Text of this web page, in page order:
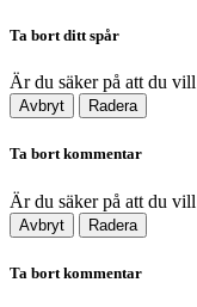
Ta bort ditt spår
Är du säker på att du
Avbryt Radera
Ta bort kommentar
Är du säker på att du
Avbryt Radera
Ta bort kommentar